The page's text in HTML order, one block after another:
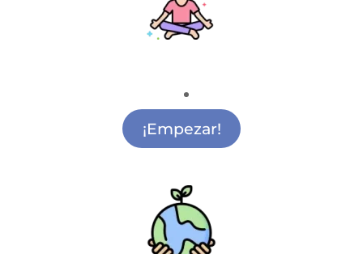
Clases de Mindfulness Ciudad Lineal
¡Empezar!